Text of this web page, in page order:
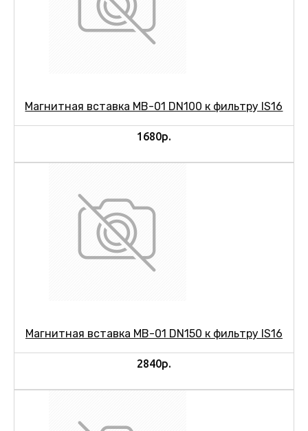
Магнитная вставка МВ-01 DN100 к фильтру IS16
1680р.
Магнитная вставка МВ-01 DN150 к фильтру IS16
2840р.